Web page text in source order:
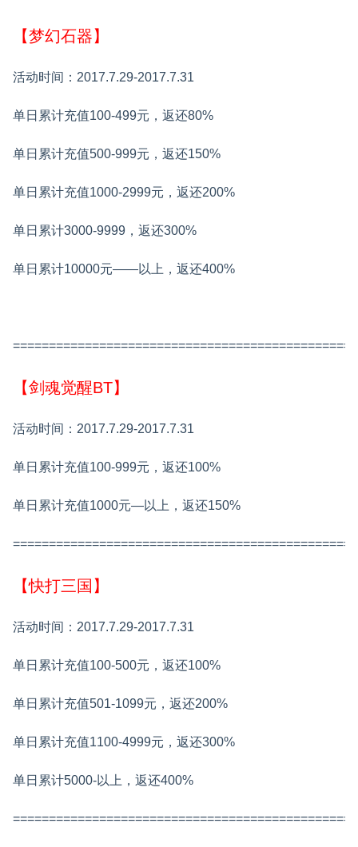
【梦幻石器】
活动时间：2017.7.29-2017.7.31
单日累计充值100-499元，返还80%
单日累计充值500-999元，返还150%
单日累计充值1000-2999元，返还200%
单日累计3000-9999，返还300%
单日累计10000元——以上，返还400%
【剑魂觉醒BT】
活动时间：2017.7.29-2017.7.31
单日累计充值100-999元，返还100%
单日累计充值1000元—以上，返还150%
【快打三国】
活动时间：2017.7.29-2017.7.31
单日累计充值100-500元，返还100%
单日累计充值501-1099元，返还200%
单日累计充值1100-4999元，返还300%
单日累计5000-以上，返还400%